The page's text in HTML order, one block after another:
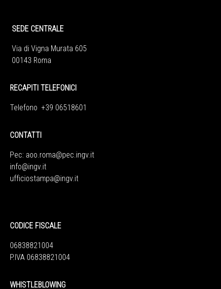
SEDE CENTRALE
Via di Vigna Murata 605
00143 Roma
RECAPITI TELEFONICI
Telefono +39 06518601
CONTATTI
Pec: aoo.roma@pec.ingv.it
info@ingv.it
ufficiostampa@ingv.it
CODICE FISCALE
06838821004
P.IVA 06838821004
WHISTLEBLOWING